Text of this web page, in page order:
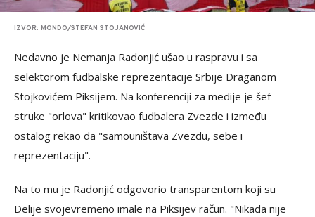
IZVOR: MONDO/STEFAN STOJANOVIĆ
Nedavno je Nemanja Radonjić ušao u raspravu i sa
selektorom fudbalske reprezentacije Srbije Draganom
Stojkovićem Piksijem. Na konferenciji za medije je šef
struke "orlova" kritikovao fudbalera Zvezde i između
ostalog rekao da "samouništava Zvezdu, sebe i
reprezentaciju".
Na to mu je Radonjić odgovorio transparentom koji su
Delije svojevremeno imale na Piksijev račun. "Nikada nije